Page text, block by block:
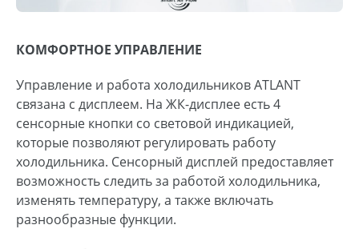
КОМФОРТНОЕ УПРАВЛЕНИЕ
Управление и работа холодильников ATLANT
связана с дисплеем. На ЖК-дисплее есть 4
сенсорные кнопки со световой индикацией,
которые позволяют регулировать работу
холодильника. Сенсорный дисплей предоставляет
возможность следить за работой холодильника,
изменять температуру, а также включать
разнообразные функции.